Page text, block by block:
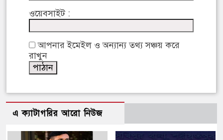
ওয়েবসাইট :
আপনার ইমেইল ও অন্যান্য তথ্য সঞ্চয় করে
রাখুন
এ ক্যাটাগরির আরো নিউজ